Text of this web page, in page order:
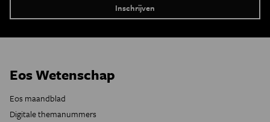
Eos Wetenschap
Eos maandblad
Digitale themanummers